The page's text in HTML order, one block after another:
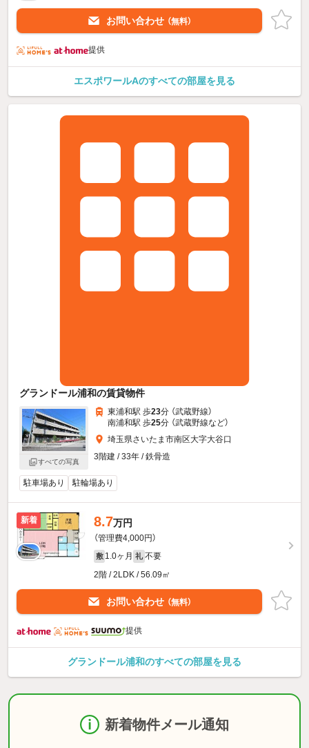
お問い合わせ （無料）
提供
エスポワールAのすべての部屋を見る
グランドール浦和の賃貸物件
すべての写真
東浦和駅 歩23分 （武蔵野線）
南浦和駅 歩25分 （武蔵野線など）
埼玉県さいたま市南区大字大谷口
3階建 / 33年 / 鉄骨造
駐車場あり 駐輪場あり
新着 8.7万円
（管理費4,000円）
敷 1.0ヶ月 礼 不要
2階 / 2LDK / 56.09㎡
お問い合わせ （無料）
提供
グランドール浦和のすべての部屋を見る
新着物件メール通知